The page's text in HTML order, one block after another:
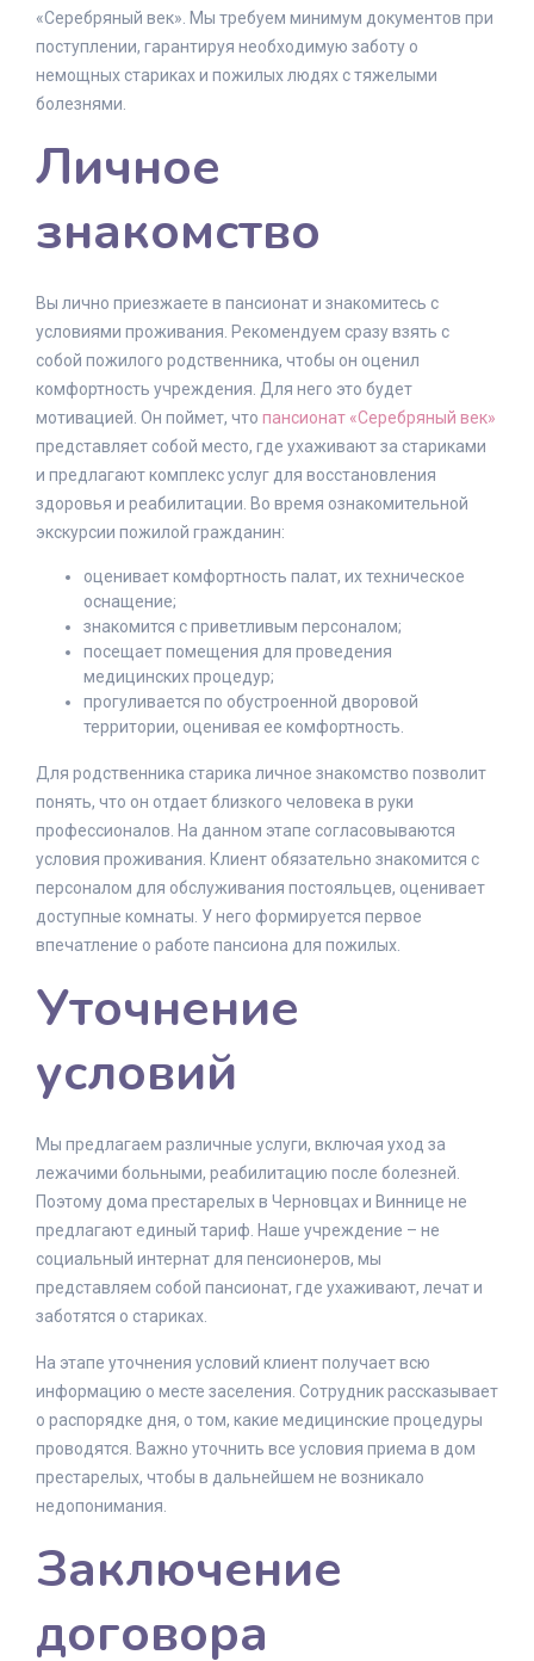
«Серебряный век». Мы требуем минимум документов при
поступлении, гарантируя необходимую заботу о
немощных стариках и пожилых людях с тяжелыми
болезнями.
Личное
знакомство
Вы лично приезжаете в пансионат и знакомитесь с
условиями проживания. Рекомендуем сразу взять с
собой пожилого родственника, чтобы он оценил
комфортность учреждения. Для него это будет
мотивацией. Он поймет, что пансионат «Серебряный век»
представляет собой место, где ухаживают за стариками
и предлагают комплекс услуг для восстановления
здоровья и реабилитации. Во время ознакомительной
экскурсии пожилой гражданин:
оценивает комфортность палат, их техническое
оснащение;
знакомится с приветливым персоналом;
посещает помещения для проведения
медицинских процедур;
прогуливается по обустроенной дворовой
территории, оценивая ее комфортность.
Для родственника старика личное знакомство позволит
понять, что он отдает близкого человека в руки
профессионалов. На данном этапе согласовываются
условия проживания. Клиент обязательно знакомится с
персоналом для обслуживания постояльцев, оценивает
доступные комнаты. У него формируется первое
впечатление о работе пансиона для пожилых.
Уточнение
условий
Мы предлагаем различные услуги, включая уход за
лежачими больными, реабилитацию после болезней.
Поэтому дома престарелых в Черновцах и Виннице не
предлагают единый тариф. Наше учреждение – не
социальный интернат для пенсионеров, мы
представляем собой пансионат, где ухаживают, лечат и
заботятся о стариках.
На этапе уточнения условий клиент получает всю
информацию о месте заселения. Сотрудник рассказывает
о распорядке дня, о том, какие медицинские процедуры
проводятся. Важно уточнить все условия приема в дом
престарелых, чтобы в дальнейшем не возникало
недопонимания.
Заключение
договора